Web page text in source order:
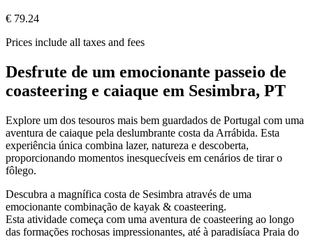
€ 79.24
Prices include all taxes and fees
Desfrute de um emocionante passeio de
coasteering e caiaque em Sesimbra, PT
Explore um dos tesouros mais bem guardados de Portugal com uma
aventura de caiaque pela deslumbrante costa da Arrábida. Esta
experiência única combina lazer, natureza e descoberta,
proporcionando momentos inesquecíveis em cenários de tirar o
fôlego.
Descubra a magnífica costa de Sesimbra através de uma
emocionante combinação de kayak & coasteering.
Esta atividade começa com uma aventura de coasteering ao longo
das formações rochosas impressionantes, até à paradisíaca Praia do